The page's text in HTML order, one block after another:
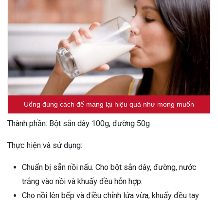
Uống đúng cách để mang lại hiệu quả như mong muốn
Thành phần: Bột sắn dây 100g, đường 50g
Thực hiện và sử dụng:
Chuẩn bị sẵn nồi nấu. Cho bột sắn dây, đường, nước
trắng vào nồi và khuấy đều hỗn hợp.
Cho nồi lên bếp và điều chỉnh lửa vừa, khuấy đều tay